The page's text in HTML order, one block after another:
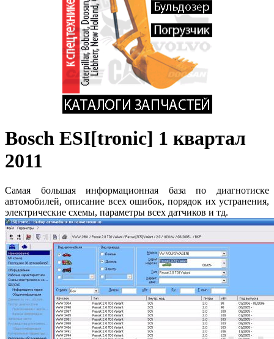
Bosch ESI[tronic] 1 квартал
2011
Самая большая информационная база по диагнотиске
автомобилей, описание всех ошибок, порядок их устранения,
электрические схемы, параметры всех датчиков и тд.